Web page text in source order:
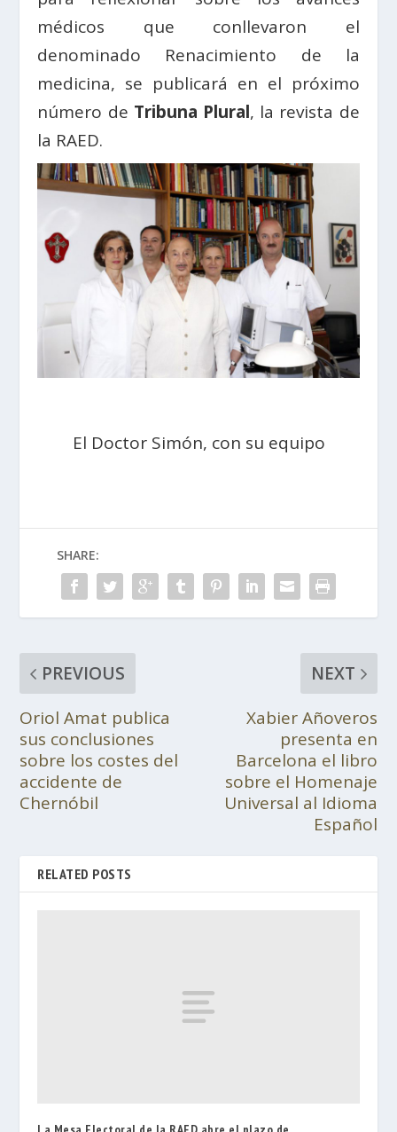
médicos que conllevaron el
denominado Renacimiento de la
medicina, se publicará en el próximo
número de Tribuna Plural, la revista de
la RAED.
El Doctor Simón, con su equipo
SHARE:
PREVIOUS
Oriol Amat publica
sus conclusiones
sobre los costes del
accidente de
Chernóbil
NEXT
Xabier Añoveros
presenta en
Barcelona el libro
sobre el Homenaje
Universal al Idioma
Español
RELATED POSTS